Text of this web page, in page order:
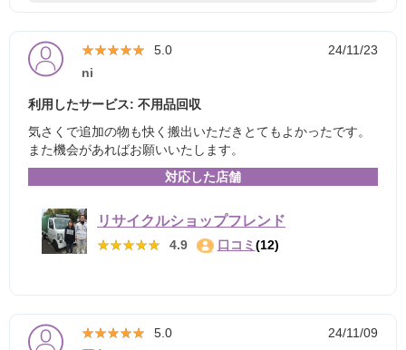
★★★★★
★★★★★ 5.0
24/11/23
ni
利用したサービス: 不用品回収
気さくで追加の物も快く搬出いただきとてもよかったです。
また機会があればお願いいたします。
対応した店舗
リサイクルショップフレンド
★★★★★
★★★★★ 4.9 口コミ (12)
★★★★★
★★★★★ 5.0
24/11/09